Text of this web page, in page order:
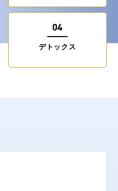
04
デトックス